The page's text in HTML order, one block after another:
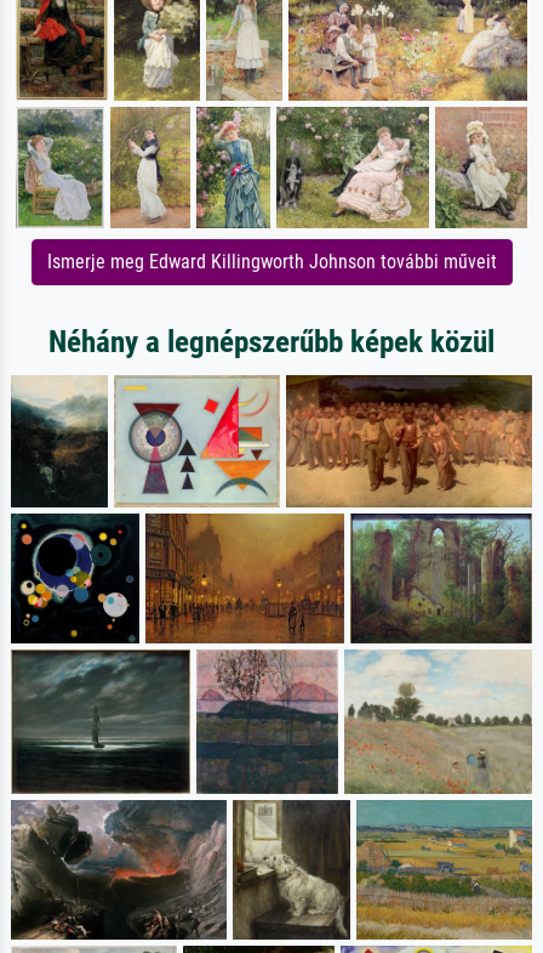
Ismerje meg Edward Killingworth Johnson további műveit
Néhány a legnépszerűbb képek közül